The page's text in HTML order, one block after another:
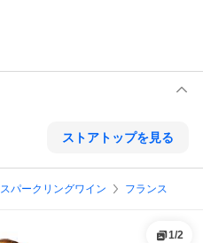
ストアトップを見る
スパークリングワイン フランス
1/2